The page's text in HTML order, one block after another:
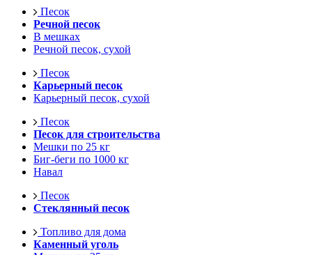
Песок
Речной песок
В мешках
Речной песок, сухой
Песок
Карьерный песок
Карьерный песок, сухой
Песок
Песок для строительства
Мешки по 25 кг
Биг-беги по 1000 кг
Навал
Песок
Стеклянный песок
Топливо для дома
Каменный уголь